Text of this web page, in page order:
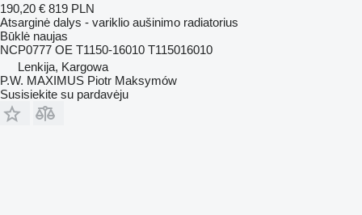
190,20 € 819 PLN
Atsarginė dalys - variklio aušinimo radiatorius
Būklė naujas
NCP0777 OE T1150-16010 T115016010
Lenkija, Kargowa
P.W. MAXIMUS Piotr Maksymów
Susisiekite su pardavėju